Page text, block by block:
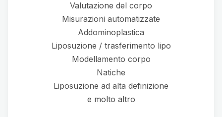
Valutazione del corpo
Misurazioni automatizzate
Addominoplastica
Liposuzione / trasferimento lipo
Modellamento corpo
Natiche
Liposuzione ad alta definizione
e molto altro